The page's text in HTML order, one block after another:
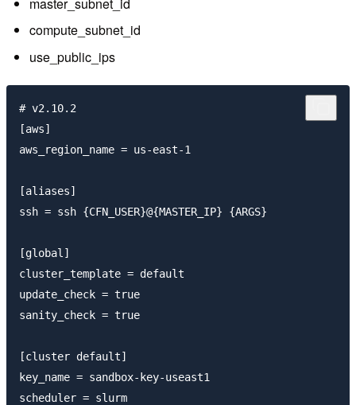
compute_subnet_id
use_public_ips
# v2.10.2
[aws]
aws_region_name = us-east-1
[aliases]
ssh = ssh {CFN_USER}@{MASTER_IP} {ARGS}
[global]
cluster_template = default
update_check = true
sanity_check = true
[cluster default]
key_name = sandbox-key-useast1
scheduler = slurm